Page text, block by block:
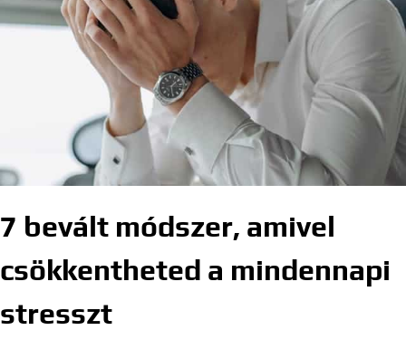
7 bevált módszer, amivel
csökkentheted a mindennapi
stresszt